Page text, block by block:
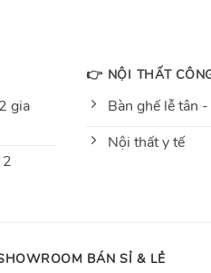
gia
👉 NỘI THẤT
Bàn ghế lễ tân
Nội thất y tế
BÁN SỈ & LẺ